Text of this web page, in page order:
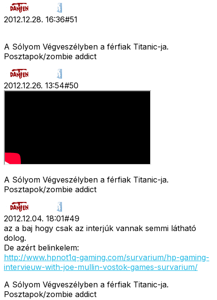
2012.12.28. 16:36#51
A Sólyom Végveszélyben a férfiak Titanic-ja.
Posztapok/zombie addict
2012.12.26. 13:54#50
A Sólyom Végveszélyben a férfiak Titanic-ja.
Posztapok/zombie addict
2012.12.04. 18:01#49
az a baj hogy csak az interjúk vannak semmi látható
dolog.
De azért belinkelem:
http://www.hpnot1q-gaming.com/survarium/hp-gaming-
intervieuw-with-joe-mullin-vostok-games-survarium/
A Sólyom Végveszélyben a férfiak Titanic-ja.
Posztapok/zombie addict